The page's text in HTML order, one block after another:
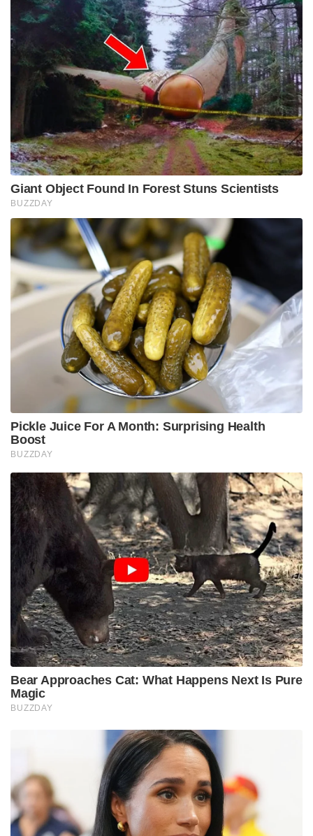
Giant Object Found In Forest Stuns Scientists
BUZZDAY
Pickle Juice For A Month: Surprising Health
Boost
BUZZDAY
Bear Approaches Cat: What Happens Next Is Pure
Magic
BUZZDAY